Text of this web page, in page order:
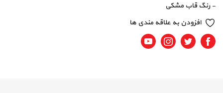
- رنگ قاب مشکی
افزودن به علاقه مندی ها
Facebook
Twitter
Instagram
Youtube